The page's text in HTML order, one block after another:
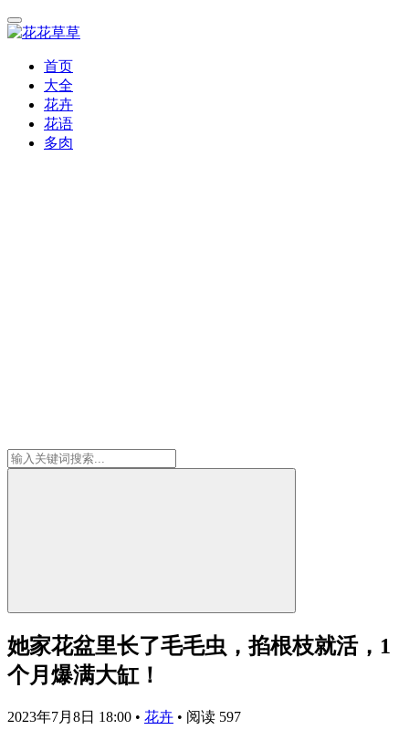
首页
大全
花卉
花语
多肉
她家花盆里长了毛毛虫，掐根枝就活，1
个月爆满大缸！
2023年7月8日 18:00 • 花卉 • 阅读 597